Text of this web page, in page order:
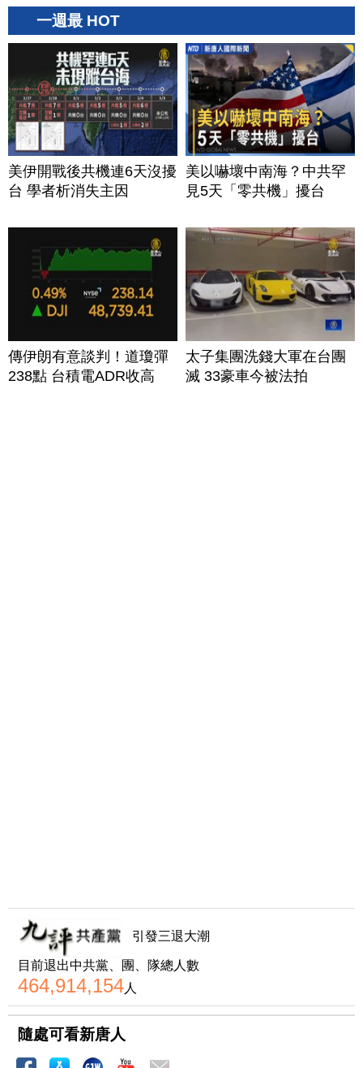
一週最 HOT
美伊開戰後共機連6天沒擾
台 學者析消失主因
美以嚇壞中南海？中共罕
見5天「零共機」擾台
傳伊朗有意談判！道瓊彈
238點 台積電ADR收高
太子集團洗錢大軍在台團
滅 33豪車今被法拍
引發三退大潮
目前退出中共黨、團、隊總人數
464,914,154人
隨處可看新唐人